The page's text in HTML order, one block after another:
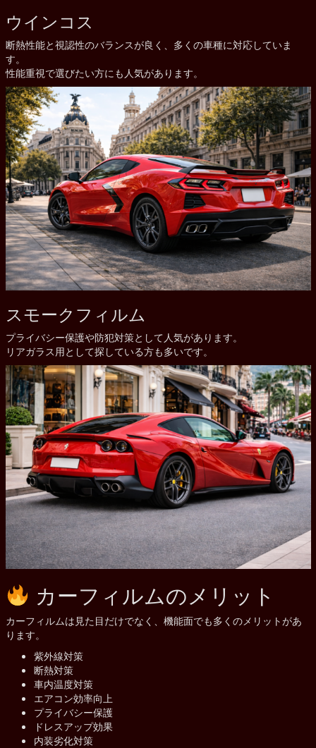
ウインコス
断熱性能と視認性のバランスが良く、多くの車種に対応していま
す。
性能重視で選びたい方にも人気があります。
スモークフィルム
プライバシー保護や防犯対策として人気があります。
リアガラス用として探している方も多いです。
カーフィルムのメリット
カーフィルムは見た目だけでなく、機能面でも多くのメリットがあ
ります。
紫外線対策
断熱対策
車内温度対策
エアコン効率向上
プライバシー保護
ドレスアップ効果
内装劣化対策